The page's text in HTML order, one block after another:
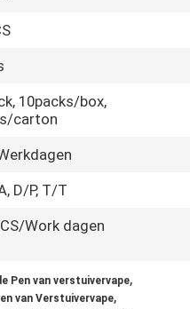
10packs/box,
carton
D/P, T/T
Work dagen
Pen van verstuivervape,
van Verstuivervape,